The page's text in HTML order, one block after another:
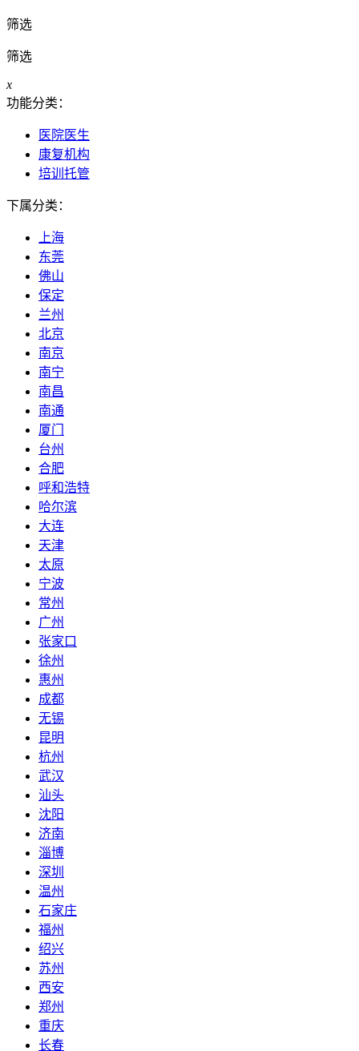
筛选
筛选
x
功能分类：
医院医生
康复机构
培训托管
下属分类：
上海
东莞
佛山
保定
兰州
北京
南京
南宁
南昌
南通
厦门
台州
合肥
呼和浩特
哈尔滨
大连
天津
太原
宁波
常州
广州
张家口
徐州
惠州
成都
无锡
昆明
杭州
武汉
汕头
沈阳
济南
淄博
深圳
温州
石家庄
福州
绍兴
苏州
西安
郑州
重庆
长春